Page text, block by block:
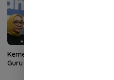
Kemendikdasmen Wajibkan
Guru Jadi Wali Murid